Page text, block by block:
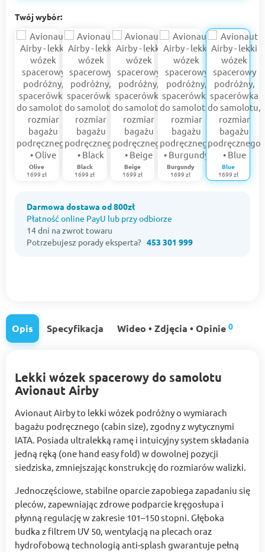
Twój wybór:
Olive
1699 zł
Black
1699 zł
Beige
1699 zł
Burgundy
1699 zł
Blue
1699 zł
Darmowa dostawa od 800zł
Płatność online PayU lub przy odbiorze
14 dni na zwrot towaru
Potrzebujesz porady eksperta? 453 301 999
Opis Specyfikacja Wideo • Zdjęcia • Opinie 0
Lekki wózek spacerowy do samolotu
Avionaut Airby
Avionaut Airby to lekki wózek podróżny o wymiarach
bagażu podręcznego (cabin size), zgodny z wytycznymi
IATA. Posiada ultralekką ramę i intuicyjny system składania
jedną ręką (one hand easy fold) w dowolnej pozycji
siedziska, zmniejszając konstrukcję do rozmiarów walizki.
Jednoczęściowe, stabilne oparcie zapobiega zapadaniu się
pleców, zapewniając zdrowe podparcie kręgosłupa i
płynną regulację w zakresie 101–150 stopni. Głęboka
budka z filtrem UV 50, wentylacją na plecach oraz
hydrofobową technologią anti-splash gwarantuje pełną